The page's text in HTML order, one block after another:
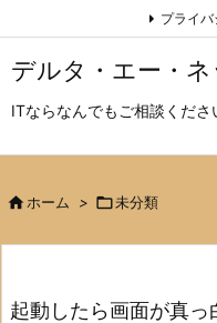
デルタ・エー・ネ
ITならなんでもご相談くださ
プライ
 ホーム > 未分類
起動したら画面が真っ